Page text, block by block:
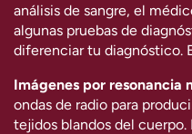
análisis de sangre, el
algunas pruebas de
diferenciar tu diagnóstico.
Imágenes por resonancia
ondas de radio para
tejidos blandos del